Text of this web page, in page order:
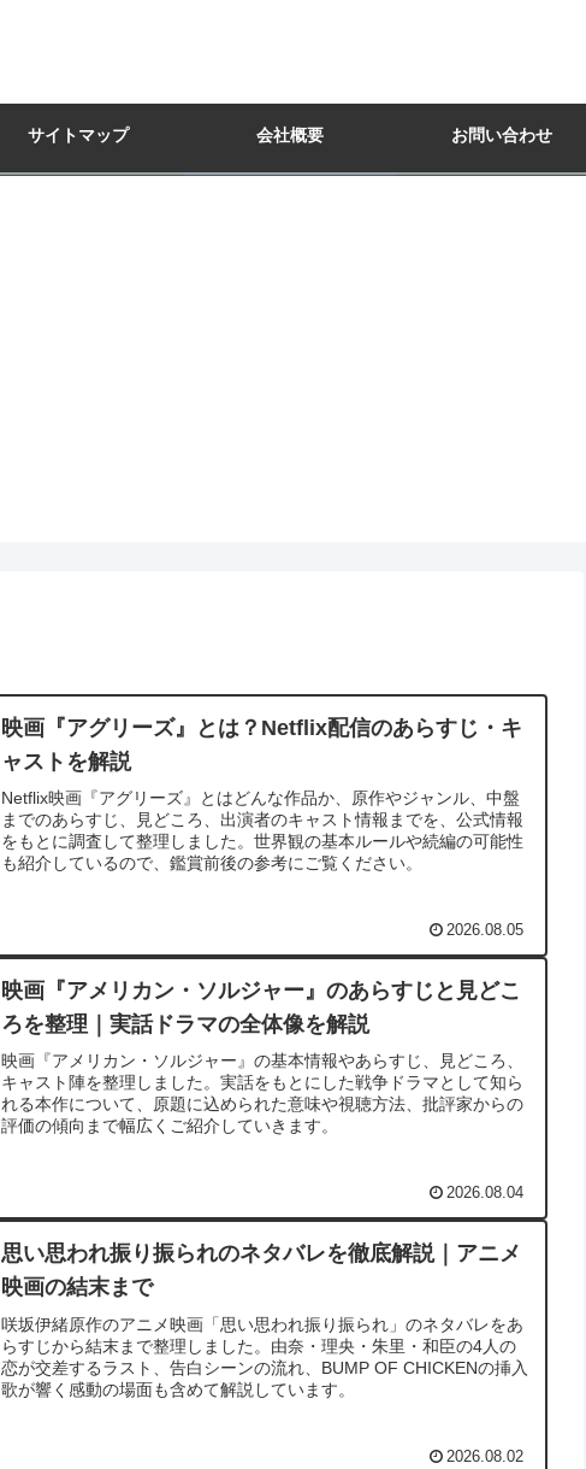
サイトマップ 会社概要 お問い合わせ
映画『アグリーズ』とは？Netflix配信のあらすじ・キ
ャストを解説
Netflix映画『アグリーズ』とはどんな作品か、原作やジャンル、中盤
までのあらすじ、見どころ、出演者のキャスト情報までを、公式情報
をもとに調査して整理しました。世界観の基本ルールや続編の可能性
も紹介しているので、鑑賞前後の参考にご覧ください。
2026.08.05
映画『アメリカン・ソルジャー』のあらすじと見どこ
ろを整理｜実話ドラマの全体像を解説
映画『アメリカン・ソルジャー』の基本情報やあらすじ、見どころ、
キャスト陣を整理しました。実話をもとにした戦争ドラマとして知ら
れる本作について、原題に込められた意味や視聴方法、批評家からの
評価の傾向まで幅広くご紹介していきます。
2026.08.04
思い思われ振り振られのネタバレを徹底解説｜アニメ
映画の結末まで
咲坂伊緒原作のアニメ映画「思い思われ振り振られ」のネタバレをあ
らすじから結末まで整理しました。由奈・理央・朱里・和臣の4人の
恋が交差するラスト、告白シーンの流れ、BUMP OF CHICKENの挿入
歌が響く感動の場面も含めて解説しています。
2026.08.02